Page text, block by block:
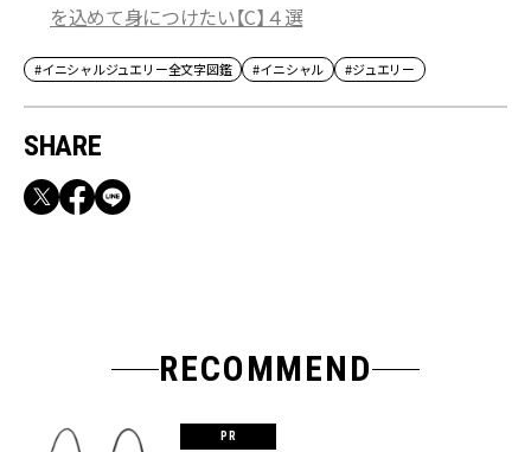
を込めて身につけたい【C】４選
#イニシャルジュエリー全文字図鑑 #イニシャル #ジュエリー
SHARE
RECOMMEND